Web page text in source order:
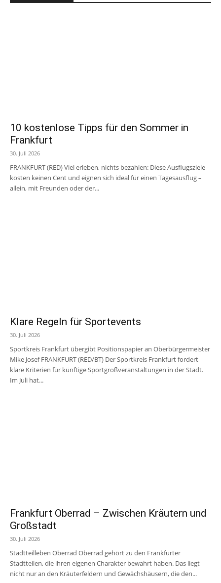
10 kostenlose Tipps für den Sommer in
Frankfurt
30. Juli 2026
FRANKFURT (RED) Viel erleben, nichts bezahlen: Diese Ausflugsziele
kosten keinen Cent und eignen sich ideal für einen Tagesausflug –
allein, mit Freunden oder der...
Klare Regeln für Sportevents
30. Juli 2026
Sportkreis Frankfurt übergibt Positionspapier an Oberbürgermeister
Mike Josef FRANKFURT (RED/BT) Der Sportkreis Frankfurt fordert
klare Kriterien für künftige Sportgroßveranstaltungen in der Stadt.
Im Juli hat...
Frankfurt Oberrad – Zwischen Kräutern und
Großstadt
30. Juli 2026
Stadtteilleben Oberrad Oberrad gehört zu den Frankfurter
Stadtteilen, die ihren eigenen Charakter bewahrt haben. Das liegt
nicht nur an den Kräuterfeldern und Gewächshäusern, die den...